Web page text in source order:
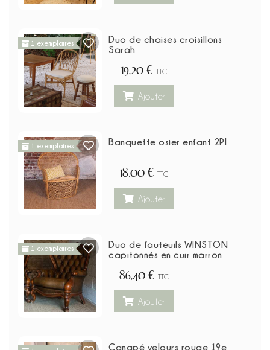
1 exemplaires
Duo de chaises croisillons
Sarah
19,20 € TTC
Ajouter
1 exemplaires Banquette osier enfant 2Pl
18,00 € TTC
Ajouter
1 exemplaires
Duo de fauteuils WINSTON
capitonnés en cuir marron
86,40 € TTC
Ajouter
Canapé velours rouge 19e